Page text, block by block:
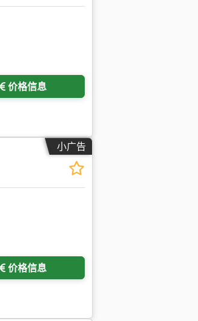
价格信息
小广告
价格信息